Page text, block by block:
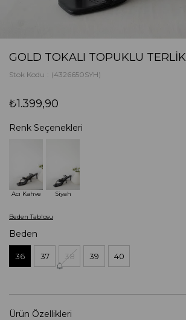
GOLD TOKALI TOPUKLU TERLIK
Stok Kodu (4326650SYH)
₺1.399,90
Renk Seçenekleri
Acı Kahve Siyah
Beden Tablosu
Beden
36 37 38 39 40
Ürün Özellikleri